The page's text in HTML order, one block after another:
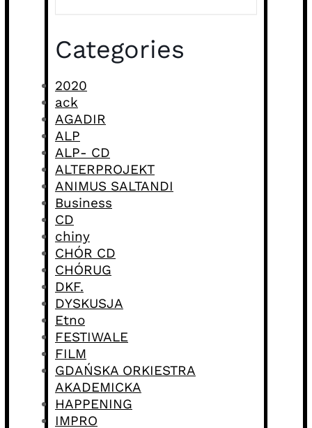
Categories
2020
ack
AGADIR
ALP
ALP- CD
ALTERPROJEKT
ANIMUS SALTANDI
Business
CD
chiny
CHÓR CD
CHÓRUG
DKF.
DYSKUSJA
Etno
FESTIWALE
FILM
GDAŃSKA ORKIESTRA
AKADEMICKA
HAPPENING
IMPRO